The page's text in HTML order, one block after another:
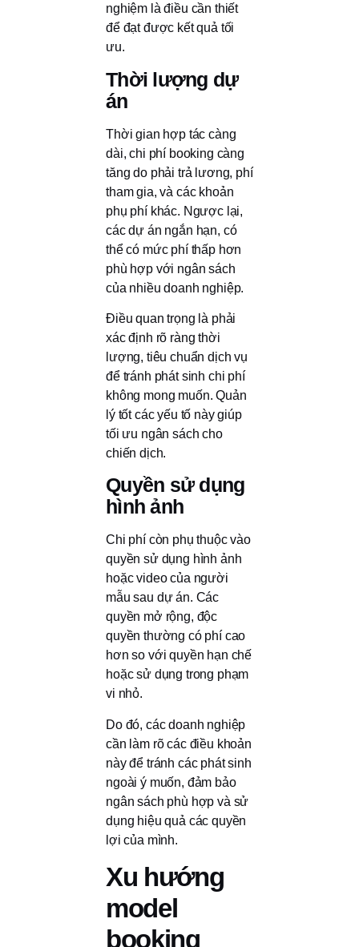
nghiệm là điều cần thiết
để đạt được kết quả tối
ưu.
Thời lượng dự
án
Thời gian hợp tác càng
dài, chi phí booking càng
tăng do phải trả lương, phí
tham gia, và các khoản
phụ phí khác. Ngược lại,
các dự án ngắn hạn, có
thể có mức phí thấp hơn
phù hợp với ngân sách
của nhiều doanh nghiệp.
Điều quan trọng là phải
xác định rõ ràng thời
lượng, tiêu chuẩn dịch vụ
để tránh phát sinh chi phí
không mong muốn. Quản
lý tốt các yếu tố này giúp
tối ưu ngân sách cho
chiến dịch.
Quyền sử dụng
hình ảnh
Chi phí còn phụ thuộc vào
quyền sử dụng hình ảnh
hoặc video của người
mẫu sau dự án. Các
quyền mở rộng, độc
quyền thường có phí cao
hơn so với quyền hạn chế
hoặc sử dụng trong phạm
vi nhỏ.
Do đó, các doanh nghiệp
cần làm rõ các điều khoản
này để tránh các phát sinh
ngoài ý muốn, đảm bảo
ngân sách phù hợp và sử
dụng hiệu quả các quyền
lợi của mình.
Xu hướng
model
booking